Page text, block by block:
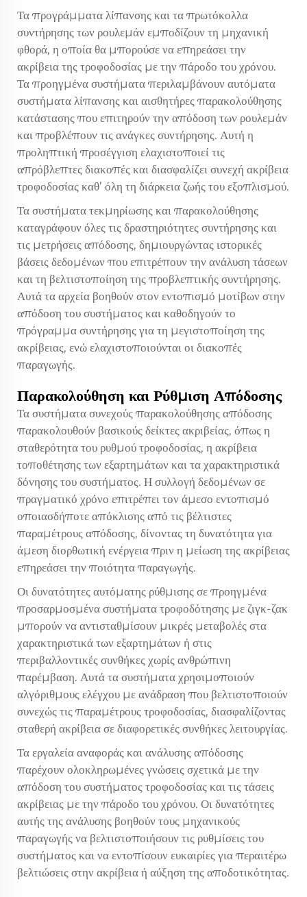
Τα προγράμματα λίπανσης και τα πρωτόκολλα
συντήρησης των ρουλεμάν εμποδίζουν τη μηχανική
φθορά, η οποία θα μπορούσε να επηρεάσει την
ακρίβεια της τροφοδοσίας με την πάροδο του χρόνου.
Τα προηγμένα συστήματα περιλαμβάνουν αυτόματα
συστήματα λίπανσης και αισθητήρες παρακολούθησης
κατάστασης που επιτηρούν την απόδοση των ρουλεμάν
και προβλέπουν τις ανάγκες συντήρησης. Αυτή η
προληπτική προσέγγιση ελαχιστοποιεί τις
απρόβλεπτες διακοπές και διασφαλίζει συνεχή ακρίβεια
τροφοδοσίας καθ’ όλη τη διάρκεια ζωής του εξοπλισμού.
Τα συστήματα τεκμηρίωσης και παρακολούθησης
καταγράφουν όλες τις δραστηριότητες συντήρησης και
τις μετρήσεις απόδοσης, δημιουργώντας ιστορικές
βάσεις δεδομένων που επιτρέπουν την ανάλυση τάσεων
και τη βελτιστοποίηση της προβλεπτικής συντήρησης.
Αυτά τα αρχεία βοηθούν στον εντοπισμό μοτίβων στην
απόδοση του συστήματος και καθοδηγούν το
πρόγραμμα συντήρησης για τη μεγιστοποίηση της
ακρίβειας, ενώ ελαχιστοποιούνται οι διακοπές
παραγωγής.
Παρακολούθηση και Ρύθμιση Απόδοσης
Τα συστήματα συνεχούς παρακολούθησης απόδοσης
παρακολουθούν βασικούς δείκτες ακριβείας, όπως η
σταθερότητα του ρυθμού τροφοδοσίας, η ακρίβεια
τοποθέτησης των εξαρτημάτων και τα χαρακτηριστικά
δόνησης του συστήματος. Η συλλογή δεδομένων σε
πραγματικό χρόνο επιτρέπει τον άμεσο εντοπισμό
οποιασδήποτε απόκλισης από τις βέλτιστες
παραμέτρους απόδοσης, δίνοντας τη δυνατότητα για
άμεση διορθωτική ενέργεια πριν η μείωση της ακρίβειας
επηρεάσει την ποιότητα παραγωγής.
Οι δυνατότητες αυτόματης ρύθμισης σε προηγμένα
προσαρμοσμένα συστήματα τροφοδότησης με ζιγκ-ζακ
μπορούν να αντισταθμίσουν μικρές μεταβολές στα
χαρακτηριστικά των εξαρτημάτων ή στις
περιβαλλοντικές συνθήκες χωρίς ανθρώπινη
παρέμβαση. Αυτά τα συστήματα χρησιμοποιούν
αλγόριθμους ελέγχου με ανάδραση που βελτιστοποιούν
συνεχώς τις παραμέτρους τροφοδοσίας, διασφαλίζοντας
σταθερή ακρίβεια σε διαφορετικές συνθήκες λειτουργίας.
Τα εργαλεία αναφοράς και ανάλυσης απόδοσης
παρέχουν ολοκληρωμένες γνώσεις σχετικά με την
απόδοση του συστήματος τροφοδοσίας και τις τάσεις
ακρίβειας με την πάροδο του χρόνου. Οι δυνατότητες
αυτής της ανάλυσης βοηθούν τους μηχανικούς
παραγωγής να βελτιστοποιήσουν τις ρυθμίσεις του
συστήματος και να εντοπίσουν ευκαιρίες για περαιτέρω
βελτιώσεις στην ακρίβεια ή αύξηση της αποδοτικότητας.